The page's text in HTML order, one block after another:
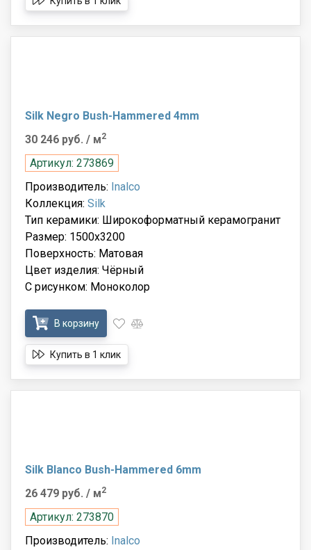
Silk Negro Bush-Hammered 4mm
30 246 руб. / м2
Артикул: 273869
Производитель: Inalco
Коллекция: Silk
Тип керамики: Широкоформатный керамогранит
Размер: 1500x3200
Поверхность: Матовая
Цвет изделия: Чёрный
С рисунком: Моноколор
В корзину
Купить в 1 клик
Silk Blanco Bush-Hammered 6mm
26 479 руб. / м2
Артикул: 273870
Производитель: Inalco